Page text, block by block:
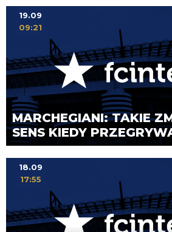
MARCHEGIANI: TAKIE
SENS KIEDY
19.09
09:21
18.09
17:55